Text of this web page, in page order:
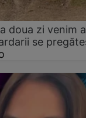
doua zi venim
se